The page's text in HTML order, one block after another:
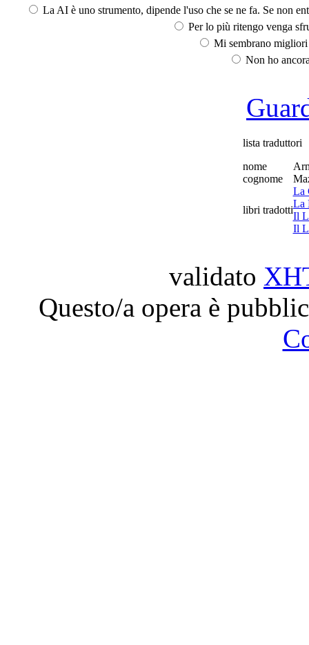
La AI è uno strumento, dipende l'uso che se ne fa. Se non
Per lo più ritengo venga
Mi sembrano
Non ho
lista traduttori
nome
cognome
libri tradotti
La
La
Il
Il
validato
Questo/a opera è